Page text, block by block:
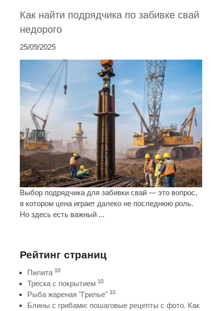
Как найти подрядчика по забивке свай
недорого
25/09/2025
Выбор подрядчика для забивки свай — это вопрос,
в котором цена играет далеко не последнюю роль.
Но здесь есть важный ...
Рейтинг страниц
Пилита 10
Треска с покрытием 10
Рыба жареная "Грилье" 10
Блины с грибами: пошаговые рецепты с фото. Как